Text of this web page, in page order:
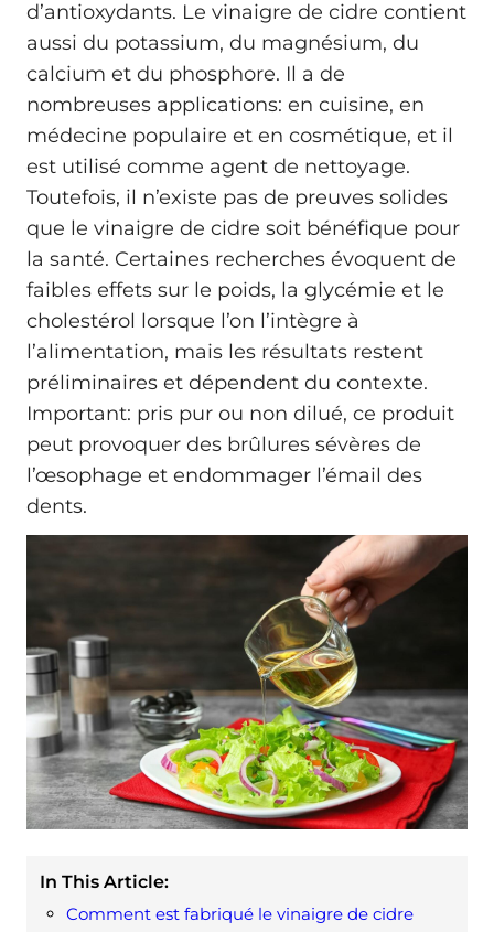
d’antioxydants. Le vinaigre de cidre contient
aussi du potassium, du magnésium, du
calcium et du phosphore. Il a de
nombreuses applications: en cuisine, en
médecine populaire et en cosmétique, et il
est utilisé comme agent de nettoyage.
Toutefois, il n’existe pas de preuves solides
que le vinaigre de cidre soit bénéfique pour
la santé. Certaines recherches évoquent de
faibles effets sur le poids, la glycémie et le
cholestérol lorsque l’on l’intègre à
l’alimentation, mais les résultats restent
préliminaires et dépendent du contexte.
Important: pris pur ou non dilué, ce produit
peut provoquer des brûlures sévères de
l’œsophage et endommager l’émail des
dents.
In This Article:
Comment est fabriqué le vinaigre de cidre